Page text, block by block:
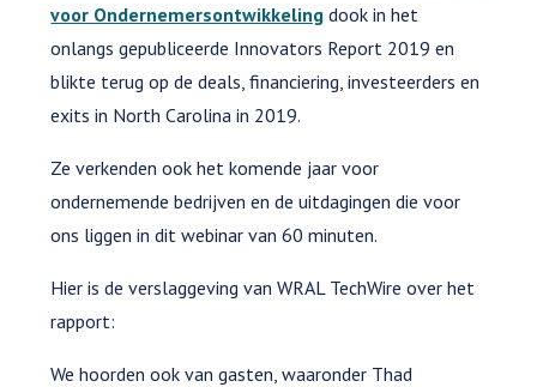
voor Ondernemersontwikkeling dook in het
onlangs gepubliceerde Innovators Report 2019 en
blikte terug op de deals, financiering, investeerders en
exits in North Carolina in 2019.
Ze verkenden ook het komende jaar voor
ondernemende bedrijven en de uitdagingen die voor
ons liggen in dit webinar van 60 minuten.
Hier is de verslaggeving van WRAL TechWire over het
rapport:
We hoorden ook van gasten, waaronder Thad